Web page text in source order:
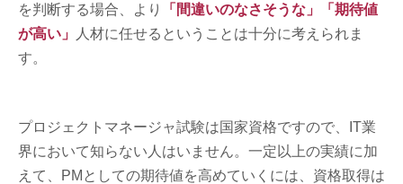
を判断する場合、より
「間違いのなさそうな」「期待値
が高い」
人材に任せるということは十分に考えられま
す。
プロジェクトマネージャ試験は国家資格ですので、IT業
界において知らない人はいません。一定以上の実績に加
えて、PMとしての期待値を高めていくには、資格取得は